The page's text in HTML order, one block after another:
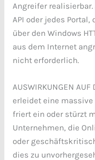
Angreifer realisierbar.
API oder jedes Portal,
über den Windows
aus dem Internet
nicht erforderlich.
AUSWIRKUNGEN AUF
erleidet eine
friert ein oder stürzt
Unternehmen, die
oder
dies zu